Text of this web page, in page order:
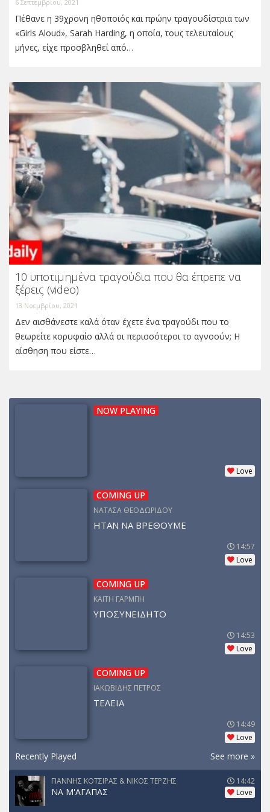
6 Σεπτεμβρίου, 2021
Πέθανε η 39χρονη ηθοποιός και πρώην τραγουδίστρια των
«Girls Aloud», Sarah Harding, η οποία, τους τελευταίους
μήνες, είχε προσβληθεί από…
10 υποτιμημένα τραγούδια που θα έπρεπε να
ξέρεις (video)
13 Νοεμβρίου, 2021
Δεν αισθάνεστε καλά όταν έχετε ένα τραγούδι που το
θεωρείτε κορυφαίο αλλά οι περισσότεροι το αγνοούν; Η
αίσθηση που είστε…
NOW PLAYING
Love
COMING UP
ΝΑΤΑΣΑ ΘΕΟΔΩΡΙΔΟΥ
ΗΤΑΝ ΝΑ ΒΡΕΘΟΥΜΕ
14:57
Love
COMING UP
ΚΑΙΤΗ ΓΑΡΜΠΗ
ΥΠΟΣΥΝΕΙΔΗΤΟ
14:53
Love
COMING UP
ΙΑΚΩΒΙΔΗΣ ΠΕΤΡΟΣ
ΤΕΛΕΙΑ
14:49
Love
Recently Played See more »
ΓΙΑΝΝΗΣ ΚΟΤΣΙΡΑΣ & ΝΙΚΟΣ ΤΕΡΖΗΣ
ΝΑ Μ'ΑΓΑΠΑΣ
14:42
Love